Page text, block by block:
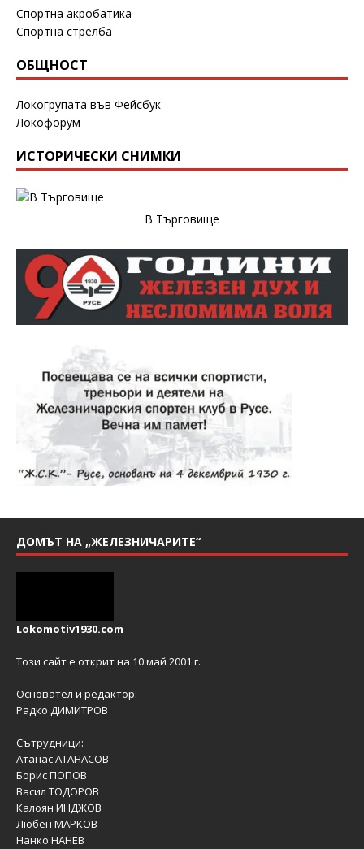
Спортна акробатика
Спортна стрелба
ОБЩНОСТ
Локогрупата във Фейсбук
Локофорум
ИСТОРИЧЕСКИ СНИМКИ
В Търговище
ДОМЪТ НА „ЖЕЛЕЗНИЧАРИТЕ“
Lokomotiv1930.com
Този сайт е открит на 10 май 2001 г.
Основател и редактор:
Радко ДИМИТРОВ
Сътрудници:
Атанас АТАНАСОВ
Борис ПОПОВ
Васил ТОДОРОВ
Калоян ИНДЖОВ
Любен МАРКОВ
Нанко НАНЕВ